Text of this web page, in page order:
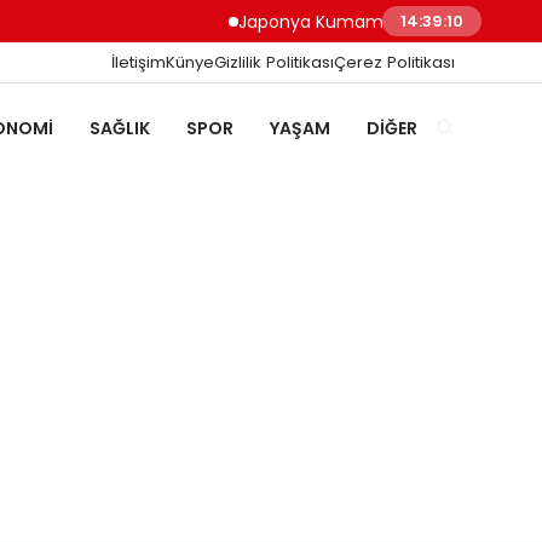
Japonya Kumamoto Depreminde
14:39:10
İletişimKünyeGizlilik PolitikasıÇerez Politikası
SAĞLIK SPOR YAŞAM DIĞER